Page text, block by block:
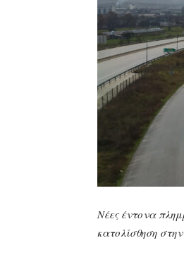
Νέες έντονα
κατολίσθηση